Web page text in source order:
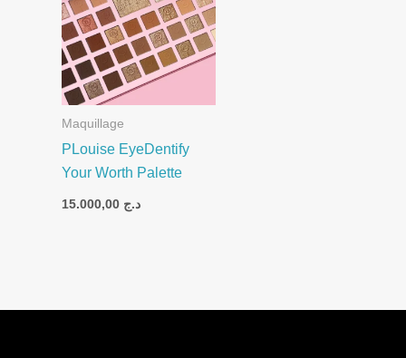
Maquillage
PLouise EyeDentify
Your Worth Palette
د.ج